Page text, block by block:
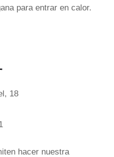
para entrar en calor.
18
hacer nuestra